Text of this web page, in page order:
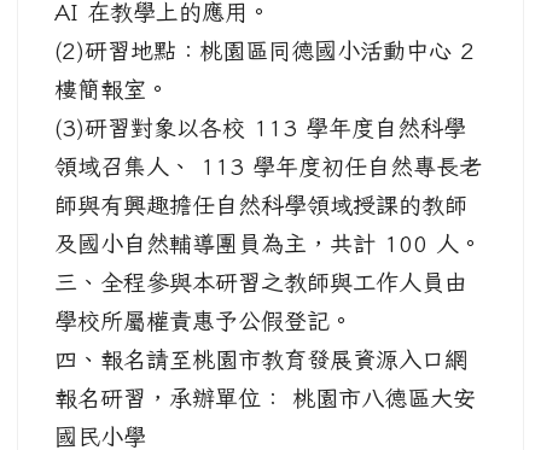
AI 在教學上的應用。
(2)研習地點：桃園區同德國小活動中心 2
樓簡報室。
(3)研習對象以各校 113 學年度自然科學
領域召集人、 113 學年度初任自然專長老
師與有興趣擔任自然科學領域授課的教師
及國小自然輔導團員為主，共計 100 人。
三、全程參與本研習之教師與工作人員由
學校所屬權責惠予公假登記。
四、報名請至桃園市教育發展資源入口網
報名研習，承辦單位： 桃園市八德區大安
國民小學